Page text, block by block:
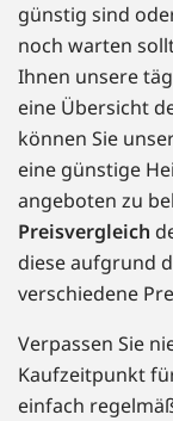
günstig sind
noch warten
Ihnen unsere
eine Übersicht
können Sie
eine günstige
angeboten zu
Preisvergleich
diese aufgrund
verschiedene
Verpassen Sie
Kaufzeitpunkt
einfach